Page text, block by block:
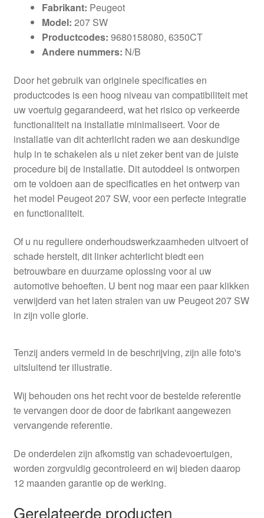
Fabrikant: Peugeot
Model: 207 SW
Productcodes: 9680158080, 6350CT
Andere nummers: N/B
Door het gebruik van originele specificaties en
productcodes is een hoog niveau van compatibiliteit met
uw voertuig gegarandeerd, wat het risico op verkeerde
functionaliteit na installatie minimaliseert. Voor de
installatie van dit achterlicht raden we aan deskundige
hulp in te schakelen als u niet zeker bent van de juiste
procedure bij de installatie. Dit autoddeel is ontworpen
om te voldoen aan de specificaties en het ontwerp van
het model Peugeot 207 SW, voor een perfecte integratie
en functionaliteit.
Of u nu reguliere onderhoudswerkzaamheden uitvoert of
schade herstelt, dit linker achterlicht biedt een
betrouwbare en duurzame oplossing voor al uw
automotive behoeften. U bent nog maar een paar klikken
verwijderd van het laten stralen van uw Peugeot 207 SW
in zijn volle glorie.
Tenzij anders vermeld in de beschrijving, zijn alle foto's
uitsluitend ter illustratie.
Wij behouden ons het recht voor de bestelde referentie
te vervangen door de door de fabrikant aangewezen
vervangende referentie.
De onderdelen zijn afkomstig van schadevoertuigen,
worden zorgvuldig gecontroleerd en wij bieden daarop
12 maanden garantie op de werking.
Gerelateerde producten